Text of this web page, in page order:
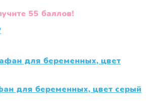
55 баллов!
Текущая
для беременных, цвет серый